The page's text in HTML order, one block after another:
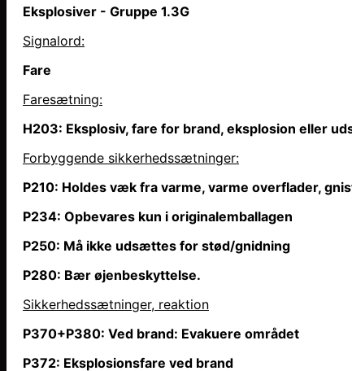
Eksplosiver - Gruppe 1.3G
Signalord:
Fare
Faresætning:
H203: Eksplosiv, fare for brand, eksplosion eller
Forbyggende sikkerhedssætninger:
P210: Holdes væk fra varme, varme overflader,
P234: Opbevares kun i originalemballagen
P250: Må ikke udsættes for stød/gnidning
P280: Bær øjenbeskyttelse.
Sikkerhedssætninger, reaktion
P370+P380: Ved brand: Evakuere området
P372: Eksplosionsfare ved brand